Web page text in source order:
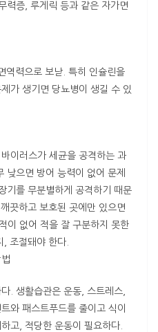
력증, 루게릭 등과 같은 자가면
역력으로 보낟. 특히 인슐린을
가 생기면 당뇨병이 생길 수 있
이러스가 세균을 공격하는 과
낮으면 방어 능력이 없어 문제
기를 무분별하게 공격하기 때문
끗하고 보호된 곳에만 있으면
이 없어 적을 잘 구분하지 못한
조절돼야 한다.
. 생활습관은 운동, 스트레스,
와 패스트푸드를 줄이고 식이
고, 적당한 운동이 필요하다.